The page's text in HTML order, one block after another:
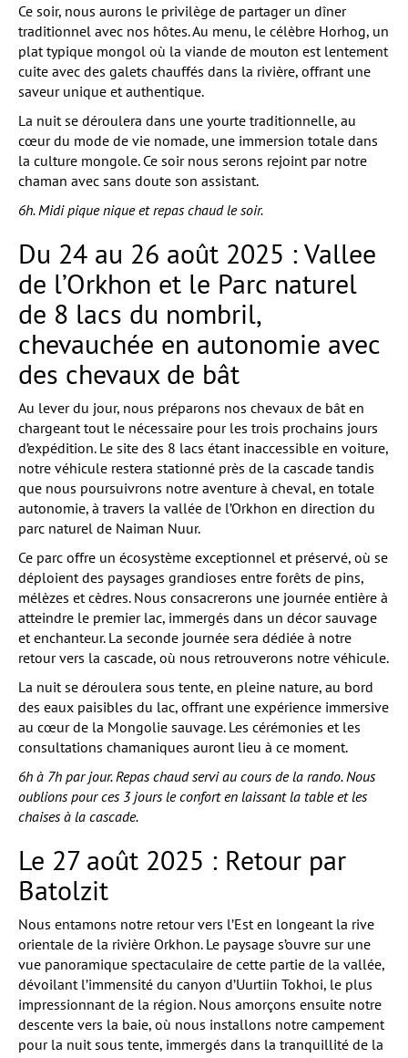
Ce soir, nous aurons le privilège de partager un dîner
traditionnel avec nos hôtes. Au menu, le célèbre Horhog, un
plat typique mongol où la viande de mouton est lentement
cuite avec des galets chauffés dans la rivière, offrant une
saveur unique et authentique.
La nuit se déroulera dans une yourte traditionnelle, au
cœur du mode de vie nomade, une immersion totale dans
la culture mongole. Ce soir nous serons rejoint par notre
chaman avec sans doute son assistant.
6h. Midi pique nique et repas chaud le soir.
Du 24 au 26 août 2025 : Vallee
de l’Orkhon et le Parc naturel
de 8 lacs du nombril,
chevauchée en autonomie avec
des chevaux de bât
Au lever du jour, nous préparons nos chevaux de bât en
chargeant tout le nécessaire pour les trois prochains jours
d’expédition. Le site des 8 lacs étant inaccessible en voiture,
notre véhicule restera stationné près de la cascade tandis
que nous poursuivrons notre aventure à cheval, en totale
autonomie, à travers la vallée de l’Orkhon en direction du
parc naturel de Naiman Nuur.
Ce parc offre un écosystème exceptionnel et préservé, où se
déploient des paysages grandioses entre forêts de pins,
mélèzes et cèdres. Nous consacrerons une journée entière à
atteindre le premier lac, immergés dans un décor sauvage
et enchanteur. La seconde journée sera dédiée à notre
retour vers la cascade, où nous retrouverons notre véhicule.
La nuit se déroulera sous tente, en pleine nature, au bord
des eaux paisibles du lac, offrant une expérience immersive
au cœur de la Mongolie sauvage. Les cérémonies et les
consultations chamaniques auront lieu à ce moment.
6h à 7h par jour. Repas chaud servi au cours de la rando. Nous
oublions pour ces 3 jours le confort en laissant la table et les
chaises à la cascade.
Le 27 août 2025 : Retour par
Batolzit
Nous entamons notre retour vers l’Est en longeant la rive
orientale de la rivière Orkhon. Le paysage s’ouvre sur une
vue panoramique spectaculaire de cette partie de la vallée,
dévoilant l’immensité du canyon d’Uurtiin Tokhoi, le plus
impressionnant de la région. Nous amorçons ensuite notre
descente vers la baie, où nous installons notre campement
pour la nuit sous tente, immergés dans la tranquillité de la